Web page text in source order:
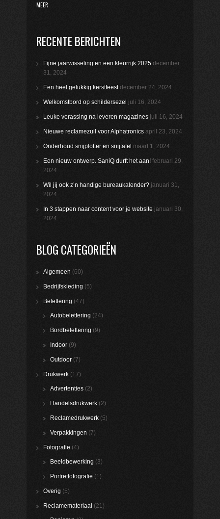
MEER
RECENTE BERICHTEN
Fijne jaarwisseling en een kleurrijk 2025 december
31, 2024
Een heel gelukkig kerstfeest december 24, 2024
Welkomstbord op schildersezel juli 16, 2024
Leuke verassing na leveren magazines juli 16, 2024
Nieuwe reclamezuil voor Alphatronics april 23, 2024
Onderhoud snijplotter en snijtafel maart 1, 2024
Een nieuw ontwerp. SaniQ durft het aan! februari 29,
2024
Wil jij ook z’n handige bureaukalender? januari 31,
2024
In 3 stappen naar content voor je website januari 30,
2024
BLOG CATEGORIEËN
Algemeen (60)
Bedrijfskleding (5)
Belettering (47)
Autobelettering (24)
Bordbelettering (9)
Indoor (9)
Outdoor (7)
Drukwerk (17)
Advertenties (2)
Handelsdrukwerk (2)
Reclamedrukwerk (5)
Verpakkingen (7)
Fotografie (4)
Beeldbewerking (3)
Portretfotografie (1)
Overig (5)
Reclamemateriaal (21)